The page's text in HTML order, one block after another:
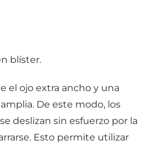
blíster.
el ojo extra ancho y una
De este modo, los
deslizan sin esfuerzo por la
Esto permite utilizar